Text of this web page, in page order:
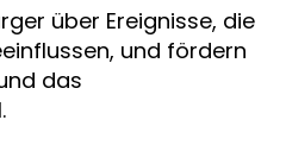
über Ereignisse, die
und fördern
das